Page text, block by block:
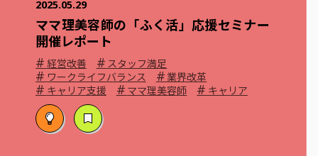
2025.05.29
ママ理美容師の「ふく活」応援セミナー
開催レポート
# 経営改善 # スタッフ満足
# ワークライフバランス #業界改革
# キャリア支援 # ママ理美容師 # キャリア